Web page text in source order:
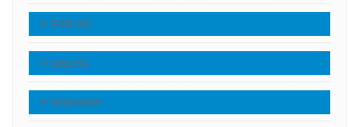
FORUM
MEDYA
Makaleler